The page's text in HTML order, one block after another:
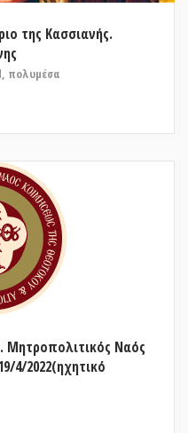
της Κασσιανής.
, πολυμέσα
Μητροπολιτικός Ναός
4/2022(ηχητικό